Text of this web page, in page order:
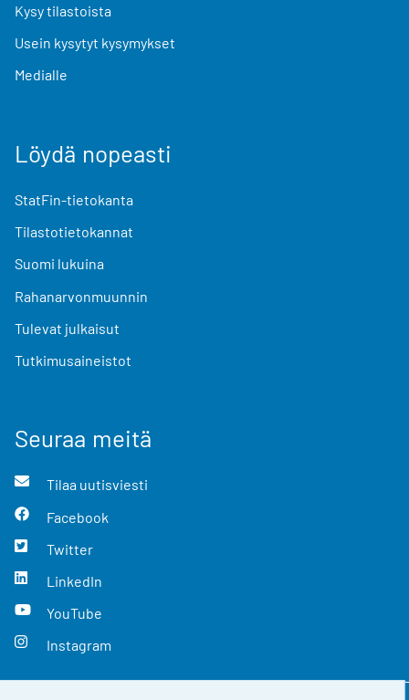
Kysy tilastoista
Usein kysytyt kysymykset
Medialle
Löydä nopeasti
StatFin-tietokanta
Tilastotietokannat
Suomi lukuina
Rahanarvonmuunnin
Tulevat julkaisut
Tutkimusaineistot
Seuraa meitä
Tilaa uutisviesti
Facebook
Twitter
LinkedIn
YouTube
Instagram